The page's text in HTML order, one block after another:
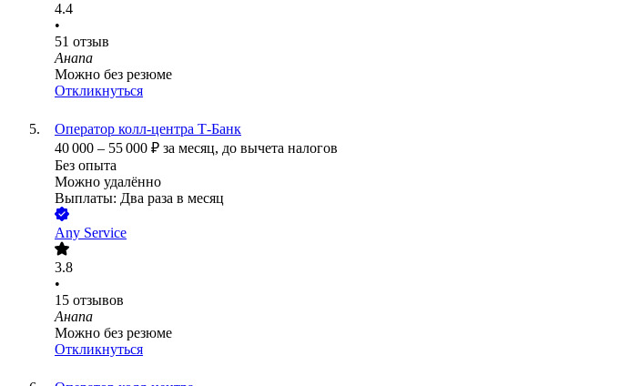
4.4
•
51 отзыв
Анапа
Можно без резюме
Откликнуться
Оператор колл-центра Т-Банк
40 000 – 55 000 ₽ за месяц, до вычета налогов
Без опыта
Можно удалённо
Выплаты: Два раза в месяц
Any Service
3.8
•
15 отзывов
Анапа
Можно без резюме
Откликнуться